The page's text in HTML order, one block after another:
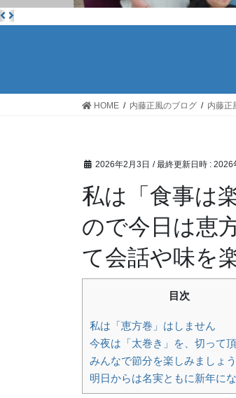
HOME 内藤正風のブログ 内藤
2026年2月3日 / 最終更新日時 : 2026
私は「食事は
ので今日は恵
て会話や味を
目次
私は「恵方巻」はしません
今夜は「太巻き」を、切って
みんなで節分を楽しみましょう
明日からは名実ともに新年に